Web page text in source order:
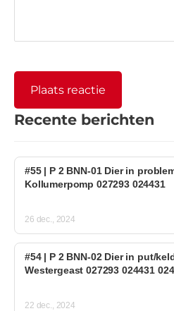
Recente berichten
#55 | P 2 BNN-01 Dier in
Kollumerpomp 027293 024431
26 dec., 2024
#54 | P 2 BNN-02 Dier in put/
Westergeast 027293 024431
22 dec., 2024